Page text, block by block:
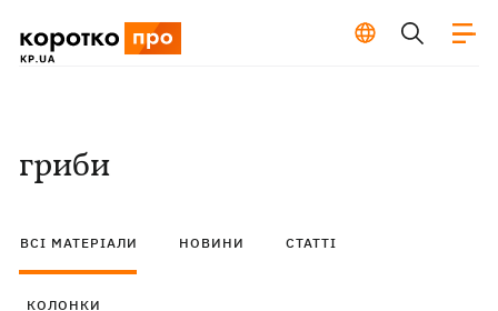
гриби
ВСІ МАТЕРІАЛИ НОВИНИ СТАТТІ
КОЛОНКИ